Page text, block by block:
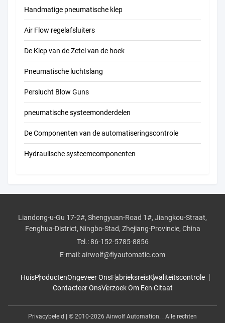
Handmatige pneumatische klep
Air Flow regelafsluiters
De Klep van de Zetel van de hoek
Pneumatische luchtslang
Perslucht Blow Guns
pneumatische systeemonderdelen
De Componenten van de automatiseringscontrole
Hydraulische systeemcomponenten
Liandong-u-Gu 17-2#, Shengyuan-Road 1#, Jiangkou-Straat,
Fenghua-District, Ningbo-Stad, Zhejiang-Provincie, China
Tel.:86-152-5785-8856
E-mail:airwolf@flyautomatic.com
HuisProductenOngeveer OnsFabrieksreisKwaliteitscontrole
Contacteer OnsVerzoek Om Een Citaat
Privacybeleid | © 2010-2026 Airwolf Automation. . Alle rechten